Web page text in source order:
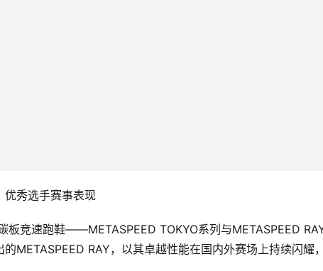
优秀选手赛事表现
板竞速跑鞋——METASPEED TOKYO系列与METASPEED
METASPEED RAY，以其卓越性能在国内外赛场上持续闪耀